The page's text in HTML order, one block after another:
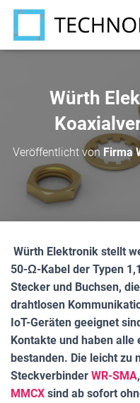
Würth
Veröffentlicht von Firma
Würth Elektronik stellt
50-Ω-Kabel der Typen
Stecker und Buchsen,
drahtlosen
IoT-Geräten geeignet
Kontakte und haben
bestanden. Die leicht zu
Steckverbinder WR-SMA,
MMCX sind ab sofort